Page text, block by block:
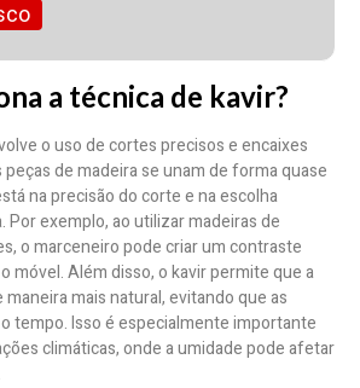
a técnica de kavir?
o uso de cortes precisos e encaixes
de madeira se unam de forma quase
na precisão do corte e na escolha
Por exemplo, ao utilizar madeiras de
o marceneiro pode criar um contraste
móvel. Além disso, o kavir permite que a
maneira mais natural, evitando que as
tempo. Isso é especialmente importante
climáticas, onde a umidade pode afetar